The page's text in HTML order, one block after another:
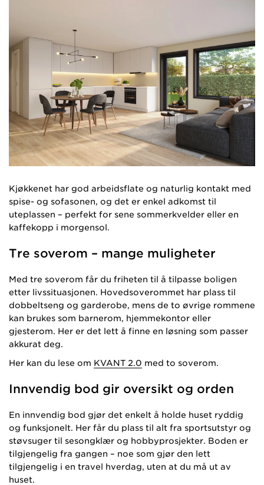
Kjøkkenet har god arbeidsflate og naturlig kontakt med
spise- og sofasonen, og det er enkel adkomst til
uteplassen – perfekt for sene sommerkvelder eller en
kaffekopp i morgensol.
Tre soverom – mange muligheter
Med tre soverom får du friheten til å tilpasse boligen
etter livssituasjonen. Hovedsoverommet har plass til
dobbeltseng og garderobe, mens de to øvrige rommene
kan brukes som barnerom, hjemmekontor eller
gjesterom. Her er det lett å finne en løsning som passer
akkurat deg.
Her kan du lese om KVANT 2.0 med to soverom.
Innvendig bod gir oversikt og orden
En innvendig bod gjør det enkelt å holde huset ryddig
og funksjonelt. Her får du plass til alt fra sportsutstyr og
støvsuger til sesongklær og hobbyprosjekter. Boden er
tilgjengelig fra gangen – noe som gjør den lett
tilgjengelig i en travel hverdag, uten at du må ut av
huset.